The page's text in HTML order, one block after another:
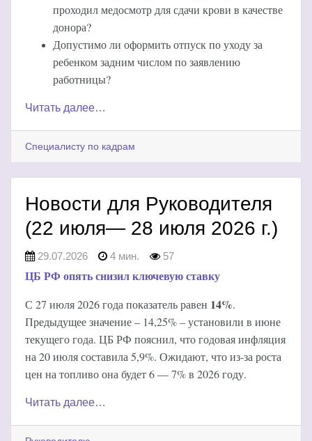
проходил медосмотр для сдачи крови в качестве
донора?
Допустимо ли оформить отпуск по уходу за
ребенком задним числом по заявлению
работницы?
Читать далее…
Специалисту по кадрам
Новости для Руководителя
(22 июля— 28 июля 2026 г.)
29.07.2026 4 мин. 57
ЦБ РФ опять снизил ключевую ставку
С 27 июля 2026 года показатель равен 14%.
Предыдущее значение – 14,25% – установили в июне
текущего года. ЦБ РФ пояснил, что годовая инфляция
на 20 июля составила 5,9%. Ожидают, что из-за роста
цен на топливо она будет 6 — 7% в 2026 году.
Читать далее…